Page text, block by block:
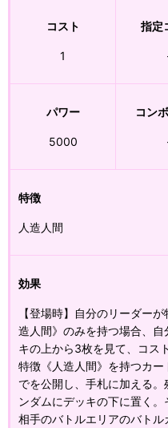
コスト
1
指定
パワー
5000
コン
特徴
人造人間
効果
【登場時】自分のリーダーが
造人間》のみを持つ場合、自
キの上から3枚を見て、コス
特徴《人造人間》を持つカー
でを公開し、手札に加える。
ンダムにデッキの下に置く。
相手のバトルエリアのバトル